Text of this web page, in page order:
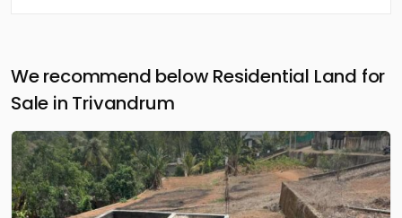
We recommend below Residential Land for
Sale in Trivandrum